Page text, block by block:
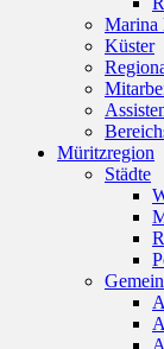
Marina
Küster
Müritzregion
Städte